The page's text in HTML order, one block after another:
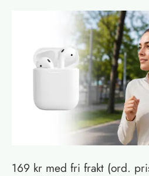
169 kr med fri frakt (ord.